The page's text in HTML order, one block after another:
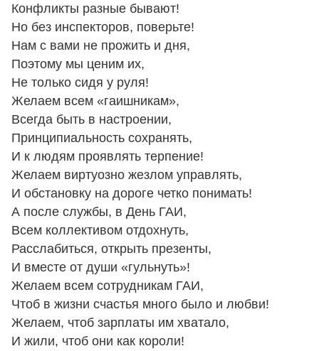
Конфликты разные бывают!
Но без инспекторов, поверьте!
Нам с вами не прожить и дня,
Поэтому мы ценим их,
Не только сидя у руля!
Желаем всем «гаишникам»,
Всегда быть в настроении,
Принципиальность сохранять,
И к людям проявлять терпение!
Желаем виртуозно жезлом управлять,
И обстановку на дороге четко понимать!
А после службы, в День ГАИ,
Всем коллективом отдохнуть,
Расслабиться, открыть презенты,
И вместе от души «гульнуть»!
Желаем всем сотрудникам ГАИ,
Чтоб в жизни счастья много было и любви!
Желаем, чтоб зарплаты им хватало,
И жили, чтоб они как короли!